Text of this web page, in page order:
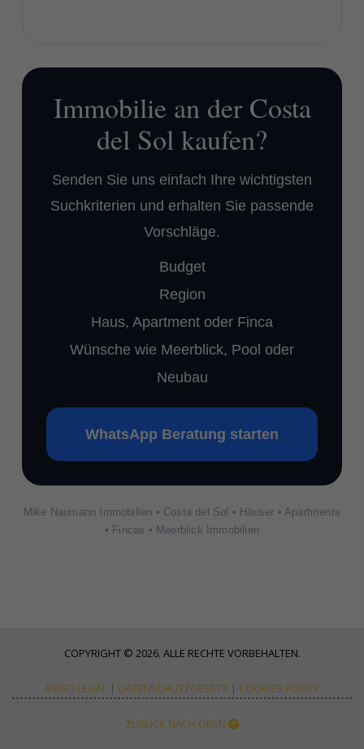
Immobilie an der Costa
del Sol kaufen?
Senden Sie uns einfach Ihre wichtigsten
Suchkriterien und erhalten Sie passende
Vorschläge.
Budget
Region
Haus, Apartment oder Finca
Wünsche wie Meerblick, Pool oder
Neubau
WhatsApp Beratung starten
Mike Naumann Immobilien • Costa del Sol • Häuser • Apartments
• Fincas • Meerblick Immobilien
COPYRIGHT © 2026. ALLE RECHTE VORBEHALTEN.
AVISO LEGAL | DATENSCHUTZGESETZ | COOKIES POLICY
ZURÜCK NACH OBEN